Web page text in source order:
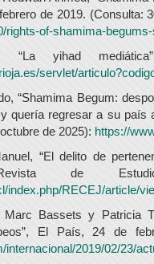
de 2019. (Consulta:
rights-of-shamima-
“La yihad
servlet/
“Shamima Begum:
quería regresar a su país
de 2025): https://
“El delito de
Revista de
index.php/RECEJ/article/
Marc Bassets y Patricia
El País, 24 de
internacional/2019/02/23/